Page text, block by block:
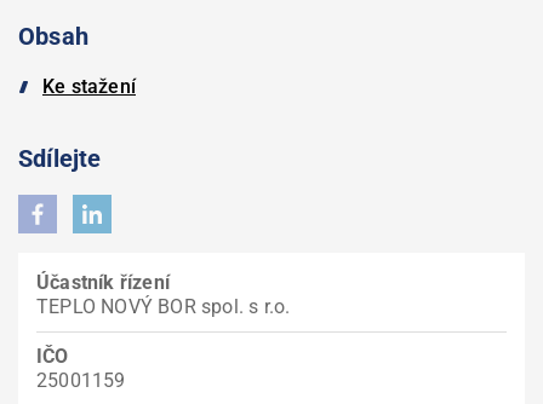
Účastník řízení
TEPLO NOVÝ BOR spol. s r.o.
IČO
25001159
Obsah
Ke stažení
Sdílejte